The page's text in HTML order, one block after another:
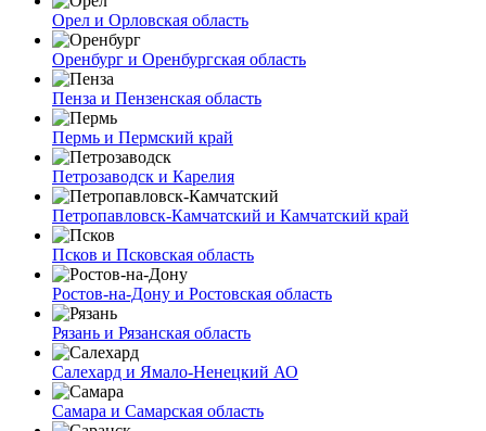
Орел и Орловская область
Оренбург и Оренбургская область
Пенза и Пензенская область
Пермь и Пермский край
Петрозаводск и Карелия
Петропавловск-Камчатский и Камчатский край
Псков и Псковская область
Ростов-на-Дону и Ростовская область
Рязань и Рязанская область
Салехард и Ямало-Ненецкий АО
Самара и Самарская область